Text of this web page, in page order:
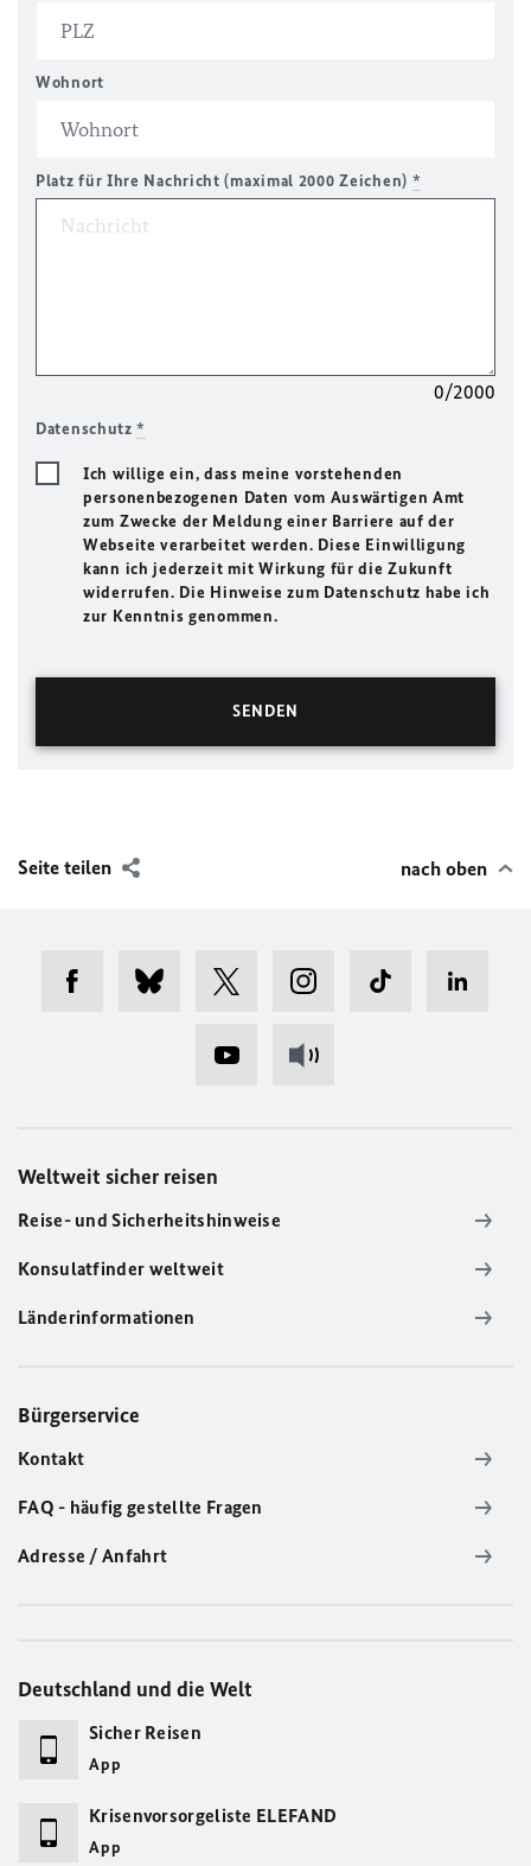
Wohnort
Platz für Ihre Nachricht (maximal 2000 Zeichen) *
0/2000
Datenschutz*
Ich willige ein, dass meine vorstehenden
personenbezogenen Daten vom Auswärtigen Amt
zum Zwecke der Meldung einer Barriere auf der
Webseite verarbeitet werden. Diese Einwilligung
kann ich jederzeit mit Wirkung für die Zukunft
widerrufen. Die Hinweise zum Datenschutz habe ich
zur Kenntnis genommen.
Seite teilen nach oben
Weltweit sicher reisen
Reise- und Sicherheitshinweise
Konsulatfinder weltweit
Länderinformationen
Bürgerservice
Kontakt
FAQ - häufig gestellte Fragen
Adresse / Anfahrt
Deutschland und die Welt
Sicher Reisen
App
Krisenvorsorgeliste ELEFAND
App